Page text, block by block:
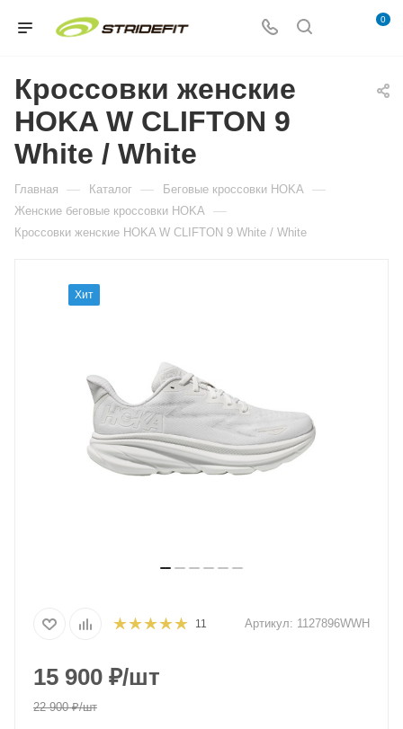
0
Кроссовки женские
HOKA W CLIFTON 9
White / White
Главная — Каталог — Беговые кроссовки HOKA —
Женские беговые кроссовки HOKA —
Кроссовки женские HOKA W CLIFTON 9 White / White
Хит
11 Артикул: 1127896WWH
15 900 ₽/шт
22 900₽/шт